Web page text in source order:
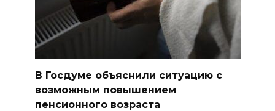
В Госдуме объяснили ситуацию с
возможным повышением
пенсионного возраста